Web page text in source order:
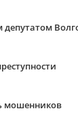
мошенников